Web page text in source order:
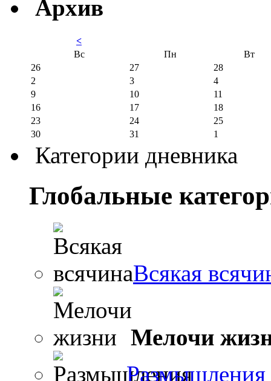
Архив
<
Вс
Пн
Вт
26
27
28
2
3
4
9
10
11
16
17
18
23
24
25
30
31 1
Категории дневника
Глобальные
Всякая
Мелочи
Размышления